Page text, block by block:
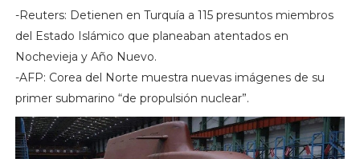
-Reuters: Detienen en Turquía a 115 presuntos miembros
del Estado Islámico que planeaban atentados en
Nochevieja y Año Nuevo.
-AFP: Corea del Norte muestra nuevas imágenes de su
primer submarino “de propulsión nuclear”.